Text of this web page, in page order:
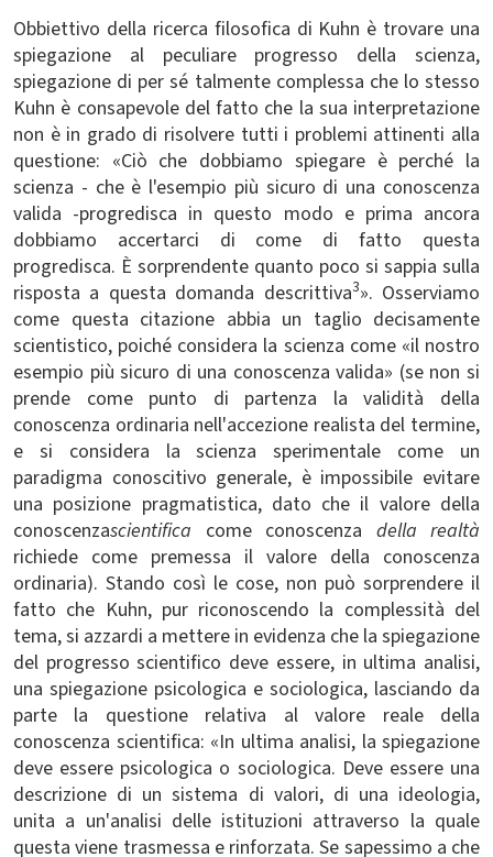
Obbiettivo della ricerca filosofica di Kuhn è trovare una
spiegazione al peculiare progresso della scienza,
spiegazione di per sé talmente complessa che lo stesso
Kuhn è consapevole del fatto che la sua interpretazione
non è in grado di risolvere tutti i problemi attinenti alla
questione: «Ciò che dobbiamo spiegare è perché la
scienza - che è l'esempio più sicuro di una conoscenza
valida -progredisca in questo modo e prima ancora
dobbiamo accertarci di come di fatto questa
progredisca. È sorprendente quanto poco si sappia sulla
risposta a questa domanda descrittiva3». Osserviamo
come questa citazione abbia un taglio decisamente
scientistico, poiché considera la scienza come «il nostro
esempio più sicuro di una conoscenza valida» (se non si
prende come punto di partenza la validità della
conoscenza ordinaria nell'accezione realista del termine,
e si considera la scienza sperimentale come un
paradigma conoscitivo generale, è impossibile evitare
una posizione pragmatistica, dato che il valore della
conoscenzascientifica come conoscenza della realtà
richiede come premessa il valore della conoscenza
ordinaria). Stando così le cose, non può sorprendere il
fatto che Kuhn, pur riconoscendo la complessità del
tema, si azzardi a mettere in evidenza che la spiegazione
del progresso scientifico deve essere, in ultima analisi,
una spiegazione psicologica e sociologica, lasciando da
parte la questione relativa al valore reale della
conoscenza scientifica: «In ultima analisi, la spiegazione
deve essere psicologica o sociologica. Deve essere una
descrizione di un sistema di valori, di una ideologia,
unita a un'analisi delle istituzioni attraverso la quale
questa viene trasmessa e rinforzata. Se sapessimo a che